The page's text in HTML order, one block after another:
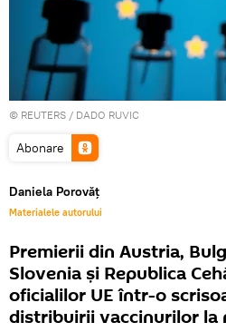
© REUTERS / DADO RUVIC
Abonare
Daniela Porovăț
Materialele autorului
Premierii din Austria,
Slovenia şi Republica
oficialilor UE într-o
distribuirii vaccinurilor la